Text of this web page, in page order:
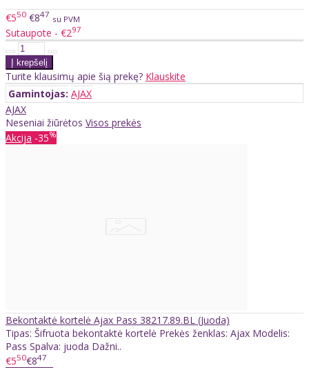
€550 €847 su PVM
Sutaupote - €297
Turite klausimų apie šią prekę? Klauskite
Gamintojas: AJAX
AJAX
Neseniai žiūrėtos Visos prekės
Akcija -35%
Bekontaktė kortelė Ajax Pass 38217.89.BL (Juoda)
Tipas: Šifruota bekontaktė kortelė Prekės ženklas: Ajax Modelis:
Pass Spalva: juoda Dažni..
€550€847